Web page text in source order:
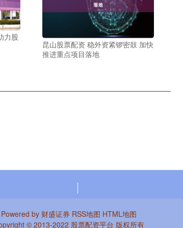
力股
昆山股票配资 稳外资紧锣密鼓 加快
推进重点项目落地
Powered by 财盛证券 RSS地图 HTML地图
© 2013-2022 股票配资平台 版权所有